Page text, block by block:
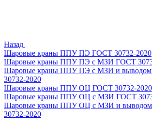
Назад
Шаровые краны ППУ ПЭ ГОСТ 30732-2020
Шаровые краны ППУ ПЭ с МЗИ ГОСТ
Шаровые краны ППУ ПЭ с МЗИ и выводом
30732-2020
Шаровые краны ППУ ОЦ ГОСТ 30732-2020
Шаровые краны ППУ ОЦ с МЗИ ГОСТ
Шаровые краны ППУ ОЦ с МЗИ и выводом
30732-2020